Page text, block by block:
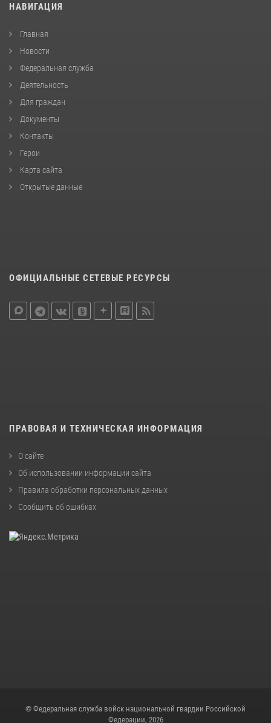
НАВИГАЦИЯ
Главная
Новости
Федеральная служба
Деятельность
Для граждан
Документы
Контакты
Герои
Карта сайта
Открытые данные
ОФИЦИАЛЬНЫЕ СЕТЕВЫЕ РЕСУРСЫ
ПРАВОВАЯ И ТЕХНИЧЕСКАЯ ИНФОРМАЦИЯ
О сайте
Об использовании информации сайта
Правила обработки персональных данных
Сообщить об ошибках
© Федеральная служба войск национальной гвардии Российской
Федерации, 2026